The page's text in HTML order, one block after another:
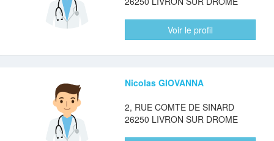
Voir le profil
Nicolas GIOVANNA
2, RUE COMTE DE SINARD
26250 LIVRON SUR DROME